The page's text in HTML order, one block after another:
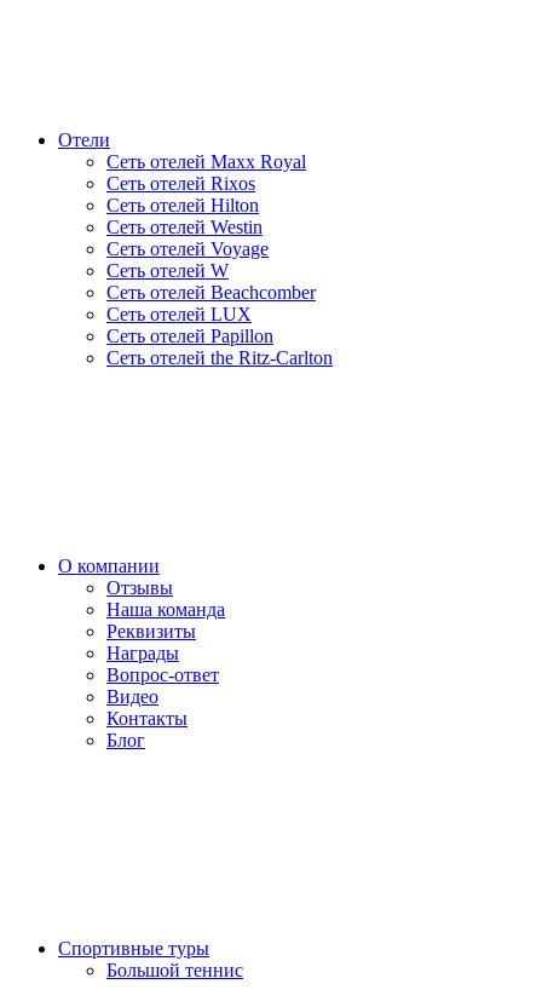
Отели
Сеть отелей Maxx Royal
Сеть отелей Rixos
Сеть отелей Hilton
Сеть отелей Westin
Сеть отелей Voyage
Сеть отелей W
Сеть отелей Beachcomber
Сеть отелей LUX
Сеть отелей Papillon
Сеть отелей the Ritz-Carlton
О компании
Отзывы
Наша команда
Реквизиты
Награды
Вопрос-ответ
Видео
Контакты
Блог
Спортивные туры
Большой теннис